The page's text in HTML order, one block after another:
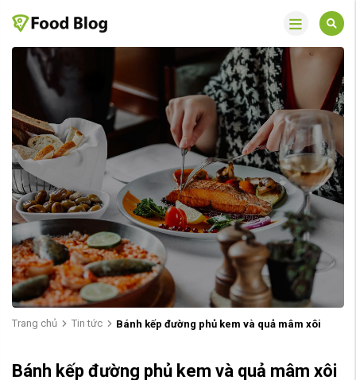
Trang chủ Tin tức Bánh kếp đường phủ kem và quả mâm xôi
Bánh kếp đường phủ kem và quả mâm xôi